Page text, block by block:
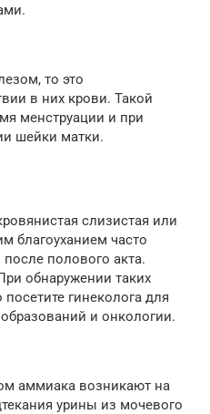
то это
в них крови. Такой
менструации и при
шейки матки.
слизистая или
благоуханием часто
полового акта.
обнаружении таких
гинеколога для
и онкологии.
аммиака возникают на
урины из мочевого